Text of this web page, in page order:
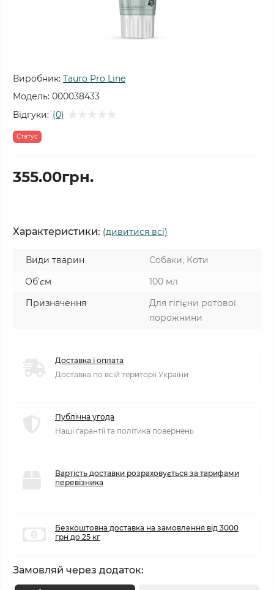
Виробник: Tauro Pro Line
Модель: 000038433
Відгуки: (0)
Статус
355.00грн.
Характеристики: (дивитися всі)
Види тварин
Собаки, Коти
Об'єм
100 мл
Призначення
Для гігієни ротової
порожнини
Доставка і оплата
Доставка по всій території України
Публічна угода
Наші гарантії та політика повернень
Вартість доставки розраховується за тарифами
перевізника
Безкоштовна доставка на замовлення від 3000
грн до 25 кг
Замовляй через додаток: